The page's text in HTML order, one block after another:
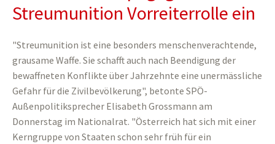
Streumunition Vorreiterrolle ein
"Streumunition ist eine besonders menschenverachtende,
grausame Waffe. Sie schafft auch nach Beendigung der
bewaffneten Konflikte über Jahrzehnte eine unermässliche
Gefahr für die Zivilbevölkerung", betonte SPÖ-
Außenpolitiksprecher Elisabeth Grossmann am
Donnerstag im Nationalrat. "Österreich hat sich mit einer
Kerngruppe von Staaten schon sehr früh für ein